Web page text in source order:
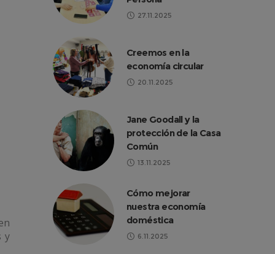
y
27.11.2025
Creemos en la
economía circular
20.11.2025
Jane Goodall y la
protección de la Casa
Común
13.11.2025
Cómo mejorar
nuestra economía
doméstica
6.11.2025